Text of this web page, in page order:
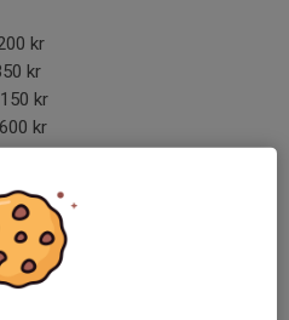
kr
kr
kr
kr
0 kr
kr
kr